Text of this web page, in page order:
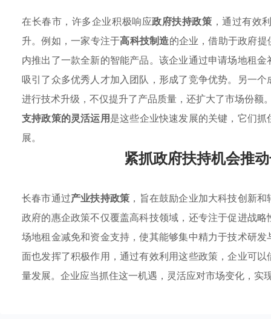
在长春市，许多企业积极响应政府扶持政策 ，通过有效
升。例如，一家专注于高科技制造的企业，借助于政府
内推出了一款全新的智能产品。该企业通过申请场地租
吸引了众多优秀人才加入团队，形成了竞争优势。另一
进行技术升级，不仅提升了产品质量，还扩大了市场份额
支持政策的灵活运用是这些企业快速发展的关键，它们
展。
紧抓政府扶持机会推
长春市通过产业扶持政策 ，旨在鼓励企业加大科技创新
政府的惠企政策不仅覆盖高科技领域，还专注于促进战
场地租金减免和资金支持，使其能够集中精力于技术研
面也发挥了积极作用，通过有效利用这些政策，企业可
量发展。企业应当抓住这一机遇，灵活应对市场变化，